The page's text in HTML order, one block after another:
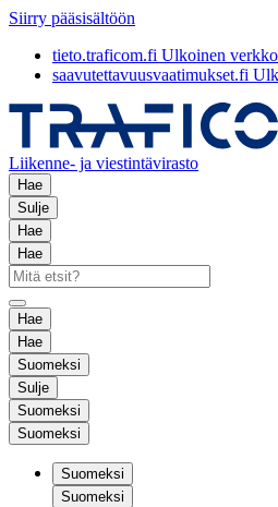
Siirry pääsisältöön
tieto.traficom.fi Ulkoinen
saavutettavuusvaatimukset.fi
Liikenne- ja viestintävirasto
Hae
Sulje
Hae
Hae
Hae
Hae
Suomeksi
Sulje
Suomeksi
Suomeksi
Suomeksi
Suomeksi